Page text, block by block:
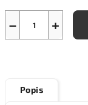
+
−
Popis